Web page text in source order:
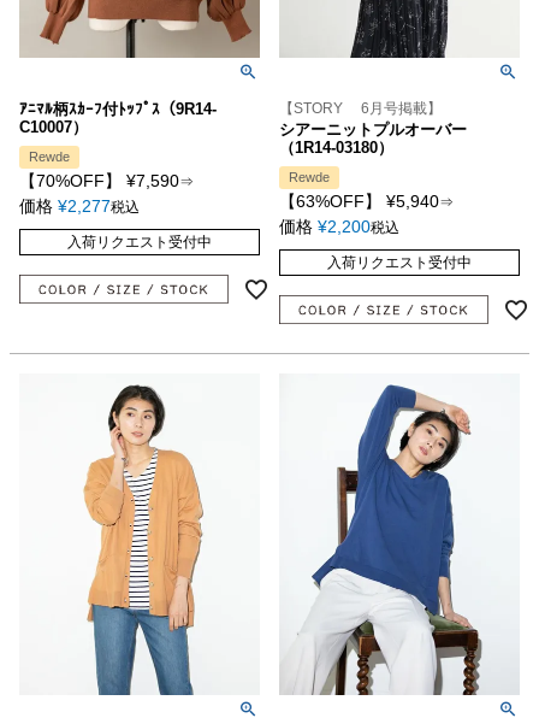
ｱﾆﾏﾙ柄ｽｶｰﾌ付ﾄｯﾌﾟｽ（9R14-
C10007）
Rewde
【70%OFF】 ¥7,590⇒
価格 ¥2,277税込
入荷リクエスト受付中
【STORY 6月号掲載】
シアーニットプルオーバー
（1R14-03180）
Rewde
【63%OFF】 ¥5,940⇒
価格 ¥2,200税込
入荷リクエスト受付中